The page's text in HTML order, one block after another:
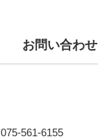
お問い合わせ
075-561-6155